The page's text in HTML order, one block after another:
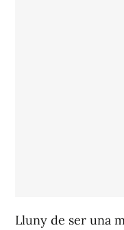
Lluny de ser una